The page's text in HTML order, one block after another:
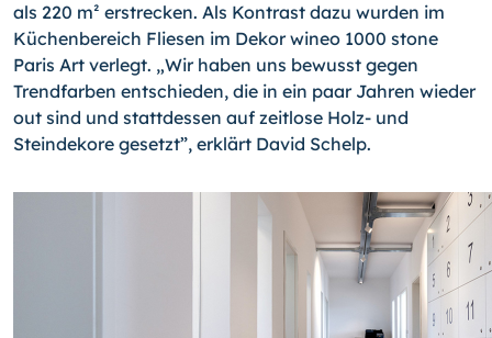
als 220 m² erstrecken. Als Kontrast dazu wurden im
Küchenbereich Fliesen im Dekor wineo 1000 stone
Paris Art verlegt. „Wir haben uns bewusst gegen
Trendfarben entschieden, die in ein paar Jahren wieder
out sind und stattdessen auf zeitlose Holz- und
Steindekore gesetzt”, erklärt David Schelp.